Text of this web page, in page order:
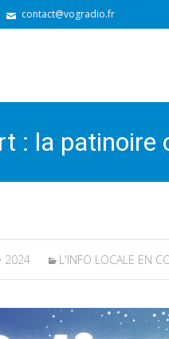
contact@vogradio.fr
: la patinoire
2024 L'INFO LOCALE EN